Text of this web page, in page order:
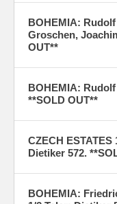
BOHEMIA: Rudolf
Groschen,
OUT**
BOHEMIA: Rudolf
**SOLD OUT**
CZECH
Dietiker 572.
BOHEMIA: